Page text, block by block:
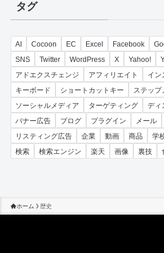
ー
タグ
AI Cocoon EC Excel Facebook
SNS
Twitter WordPress X Yahoo!
アドエクスチェンジ
アフィリエイト イン
キーボード
ショートカットキー
ステップ
ソーシャルメディア
ターゲティング ディ
バナー広告
ブログ プラグイン メール
リスティング広告
企業 動画 商品 学
検索
検索エンジン 楽天 画像 裏技
ホーム 歴史